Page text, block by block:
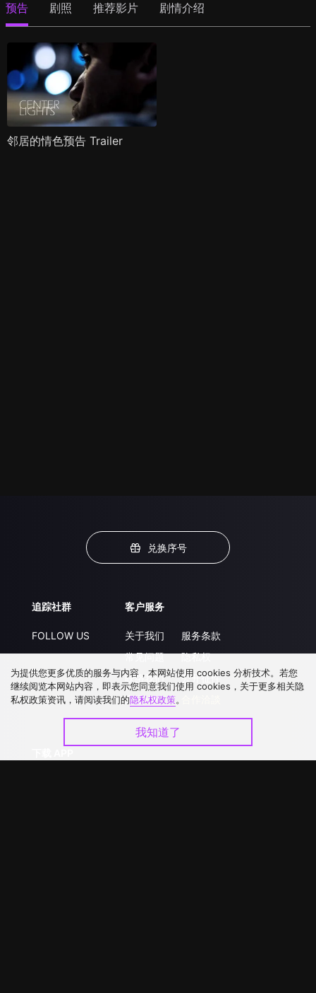
预告 剧照 推荐影片 剧情介绍
邻居的情色预告 Trailer
兑换序号
追踪社群
FOLLOW US
客户服务
关于我们
常见问题
联络我们
升级VIP
服务条款
隐私权
公开征件
为提供您更多优质的服务与内容，本网站使用 cookies 分析技术。若您
继续阅览本网站内容，即表示您同意我们使用 cookies，关于更多相关隐
私权政策资讯，请阅读我们的隐私权政策。
我知道了